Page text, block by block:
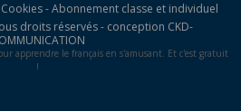
-Abonnement classe et individuel
droits réservés - conception CKD-
apprendre le français en s'amusant. Et c'est gratuit
!